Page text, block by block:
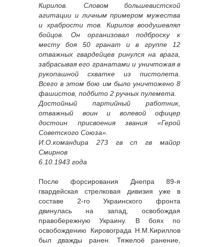
Кирилов. Словом большевистской
агитации и личным примером мужества
и храбрости тов. Кирилов воодушевлял
бойцов. Он организовал подброску к
месту боя 50 гранат и в группе 12
отважных гвардейцев ринулся на врага,
забрасывая его гранатами и уничтожая в
рукопашной схватке из пистолета.
Всего в этом бою им было уничтожено 8
фашистов, подбито 2 ручных пулемета.
Достойный партийный работник,
отважный воин и волевой офицер
достоин присвоения звания «Герой
Советского Союза».
И.О.командира 273 гв сп гв майор
Смирнов
6.10.1943 года
После форсирования Днепра 89-я
гвардейская стрелковая дивизия уже в
составе 2-го Украинского фронта
двинулась на запад, освобождая
правобережную Украину. В боях по
освобождению Кировограда Н.М.Кириллов
был дважды ранен. Тяжелоё ранение,